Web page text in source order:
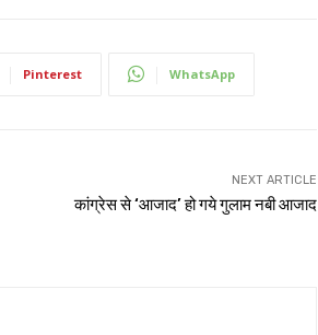
Pinterest WhatsApp
NEXT ARTICLE
कांग्रेस से ‘आजाद’ हो गये गुलाम नबी आजाद